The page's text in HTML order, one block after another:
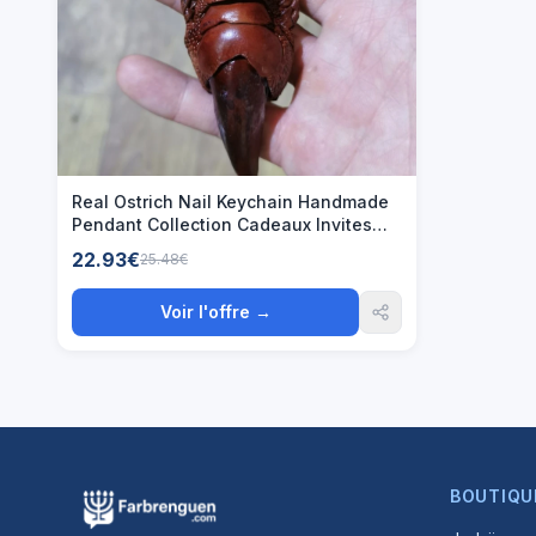
Real Ostrich Nail Keychain Handmade
Pendant Collection Cadeaux Invites
22.93€25.48€
Voir l'offre →